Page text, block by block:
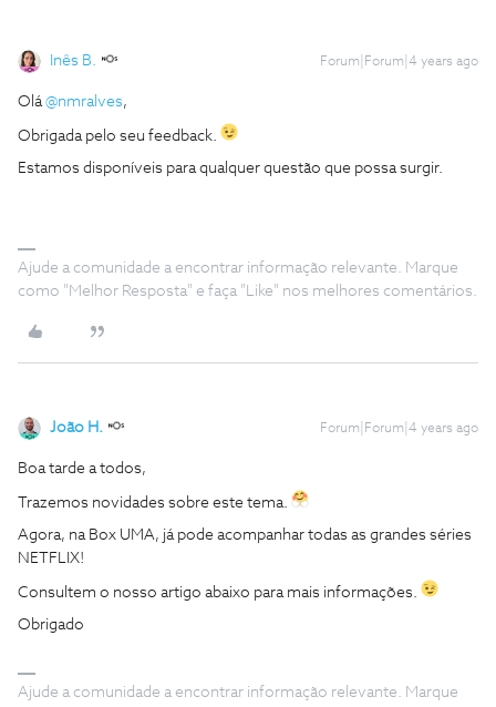
Inês B. Forum|Forum|4 years ago
Olá@nmralves,
Obrigada pelo seu feedback.
Estamos disponíveis para qualquer questão que possa surgir.
Ajude a comunidade a encontrar informação relevante. Marque
como "Melhor Resposta" e faça "Like" nos melhores comentários.
João H. Forum|Forum|4 years ago
Boa tarde a todos,
Trazemos novidades sobre este tema.
Agora, na Box UMA, já pode acompanhar todas as grandes séries
NETFLIX!
Consultem o nosso artigo abaixo para mais informações.
Obrigado
Ajude a comunidade a encontrar informação relevante. Marque